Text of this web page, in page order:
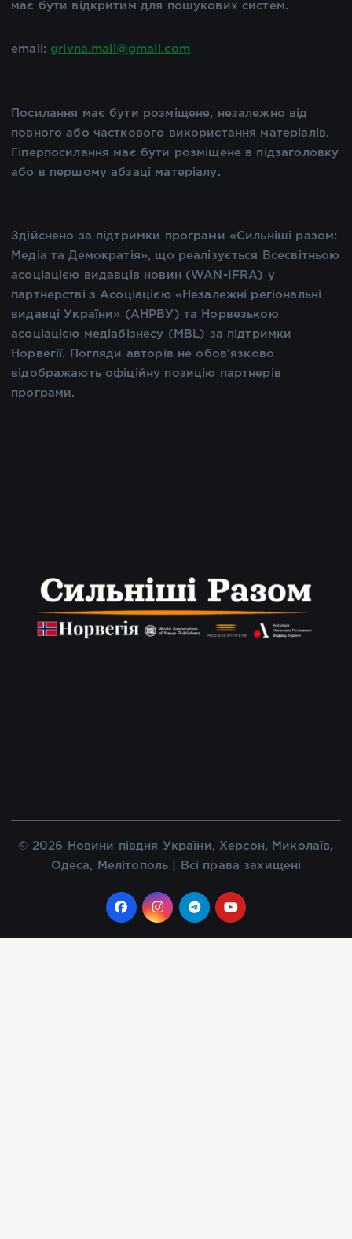
має бути відкритим для пошукових систем.
email: grivna.mail@gmail.com
Посилання має бути розміщене, незалежно від
повного або часткового використання матеріалів.
Гіперпосилання має бути розміщене в підзаголовку
або в першому абзаці матеріалу.
Здійснено за підтримки програми «Сильніші разом:
Медіа та Демократія», що реалізується Всесвітньою
асоціацією видавців новин (WAN-IFRA) у
партнерстві з Асоціацією «Незалежні регіональні
видавці України» (АНРВУ) та Норвезькою
асоціацією медіабізнесу (MBL) за підтримки
Норвегії. Погляди авторів не обов’язково
відображають офіційну позицію партнерів
програми.
© 2026 Новини півдня України, Херсон, Миколаїв,
Одеса, Мелітополь | Всі права захищені